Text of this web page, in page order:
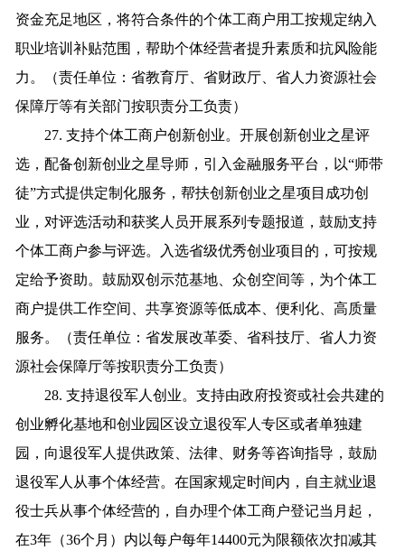
资金充足地区，将符合条件的个体工商户用工按规定纳入
职业培训补贴范围，帮助个体经营者提升素质和抗风险能
力。（责任单位：省教育厅、省财政厅、省人力资源社会
保障厅等有关部门按职责分工负责）
27. 支持个体工商户创新创业。开展创新创业之星评
选，配备创新创业之星导师，引入金融服务平台，以“师带
徒”方式提供定制化服务，帮扶创新创业之星项目成功创
业，对评选活动和获奖人员开展系列专题报道，鼓励支持
个体工商户参与评选。入选省级优秀创业项目的，可按规
定给予资助。鼓励双创示范基地、众创空间等，为个体工
商户提供工作空间、共享资源等低成本、便利化、高质量
服务。（责任单位：省发展改革委、省科技厅、省人力资
源社会保障厅等按职责分工负责）
28. 支持退役军人创业。支持由政府投资或社会共建的
创业孵化基地和创业园区设立退役军人专区或者单独建
园，向退役军人提供政策、法律、财务等咨询指导，鼓励
退役军人从事个体经营。在国家规定时间内，自主就业退
役士兵从事个体经营的，自办理个体工商户登记当月起，
在3年（36个月）内以每户每年14400元为限额依次扣减其